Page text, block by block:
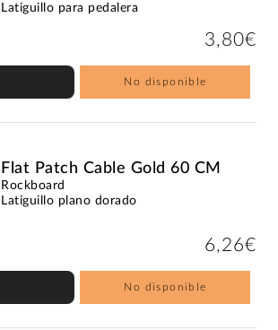
Latiguillo para pedalera
3,80€
No disponible
Flat Patch Cable Gold 60 CM
Rockboard
Latiguillo plano dorado
6,26€
No disponible